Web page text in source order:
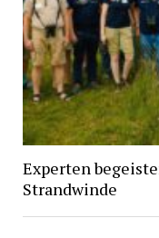
Experten
Strandwinde